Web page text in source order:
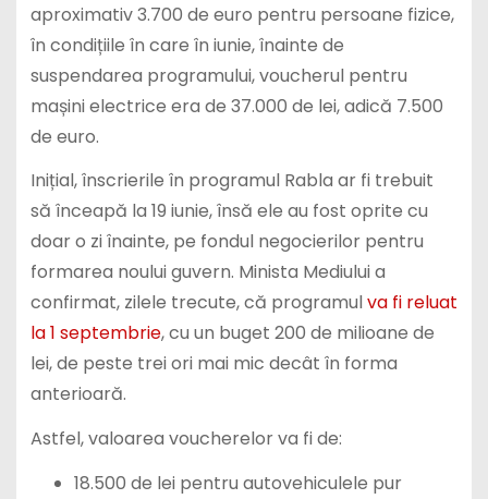
aproximativ 3.700 de euro pentru persoane fizice,
în condițiile în care în iunie, înainte de
suspendarea programului, voucherul pentru
mașini electrice era de 37.000 de lei, adică 7.500
de euro.
Inițial, înscrierile în programul Rabla ar fi trebuit
să înceapă la 19 iunie, însă ele au fost oprite cu
doar o zi înainte, pe fondul negocierilor pentru
formarea noului guvern. Minista Mediului a
confirmat, zilele trecute, că programulva fi reluat
la 1 septembrie, cu un buget 200 de milioane de
lei, de peste trei ori mai mic decât în forma
anterioară.
Astfel, valoarea voucherelor va fi de:
18.500 de lei pentru autovehiculele pur